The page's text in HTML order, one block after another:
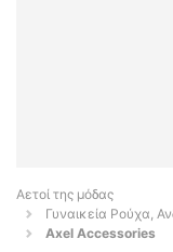
Αετοί της μόδας
Γυναικεία Ρούχα,
Axel Accessories